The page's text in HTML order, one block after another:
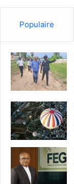
Populaire